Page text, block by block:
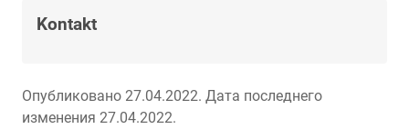
Kontakt
Опубликовано 27.04.2022. Дата последнего
изменения 27.04.2022.